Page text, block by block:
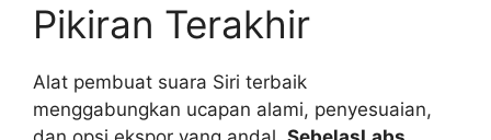
Pikiran Terakhir
Alat pembuat suara Siri terbaik
menggabungkan ucapan alami, penyesuaian,